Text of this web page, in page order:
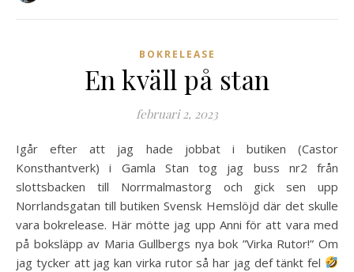
BOKRELEASE
En kväll på stan
februari 2, 2023
Igår efter att jag hade jobbat i butiken (Castor
Konsthantverk) i Gamla Stan tog jag buss nr2 från
slottsbacken till Norrmalmastorg och gick sen upp
Norrlandsgatan till butiken Svensk Hemslöjd där det skulle
vara bokrelease. Här mötte jag upp Anni för att vara med
på boksläpp av Maria Gullbergs nya bok ”Virka Rutor!” Om
jag tycker att jag kan virka rutor så har jag def tänkt fel